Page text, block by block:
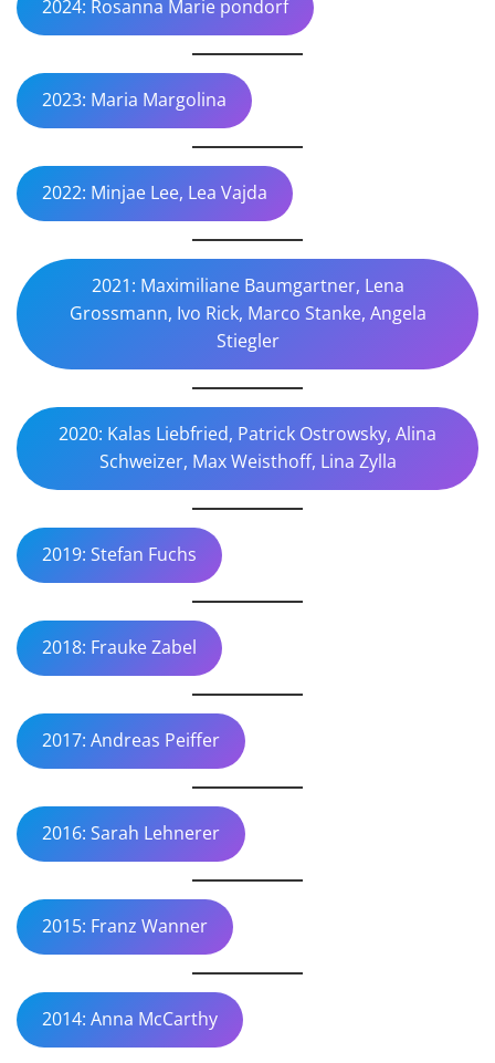
2024: Rosanna Marie pondorf
2023: Maria Margolina
2022: Minjae Lee, Lea Vajda
2021: Maximiliane Baumgartner, Lena
Grossmann, Ivo Rick, Marco Stanke, Angela
Stiegler
2020: Kalas Liebfried, Patrick Ostrowsky, Alina
Schweizer, Max Weisthoff, Lina Zylla
2019: Stefan Fuchs
2018: Frauke Zabel
2017: Andreas Peiffer
2016: Sarah Lehnerer
2015: Franz Wanner
2014: Anna McCarthy